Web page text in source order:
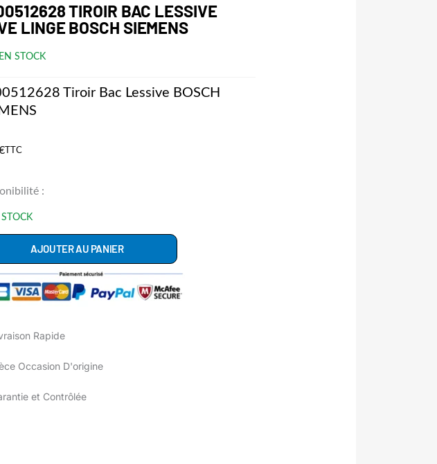
TIROIR BAC LESSIVE
LINGE BOSCH SIEMENS
STOCK
Tiroir Bac Lessive BOSCH
TTC
:
AJOUTER AU PANIER
Rapide
Occasion D'origine
et Contrôlée